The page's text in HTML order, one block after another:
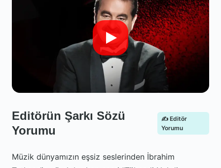
Editörün Şarkı Sözü
Yorumu
✍️ Editör
Yorumu
Müzik dünyamızın eşsiz seslerinden İbrahim